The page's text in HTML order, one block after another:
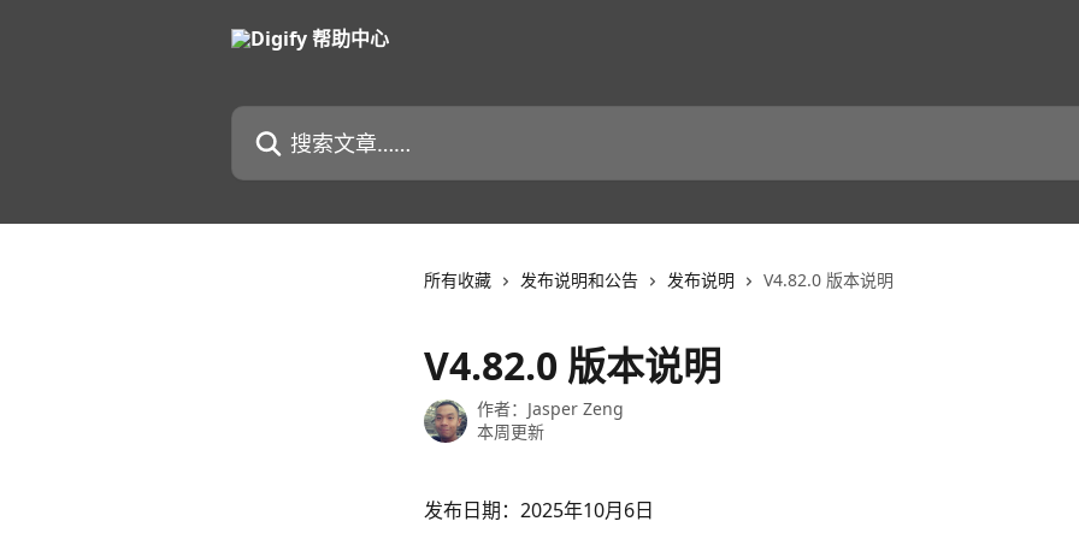
搜索文章……
所有收藏 发布说明和公告 发布说明 V4.82.0 版本说明
V4.82.0 版本说明
作者： Jasper Zeng
本周更新
发布日期：2025年10月6日